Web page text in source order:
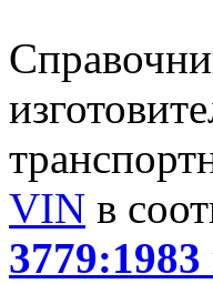
VIN в
3779:1983